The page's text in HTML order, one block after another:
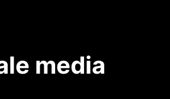
media